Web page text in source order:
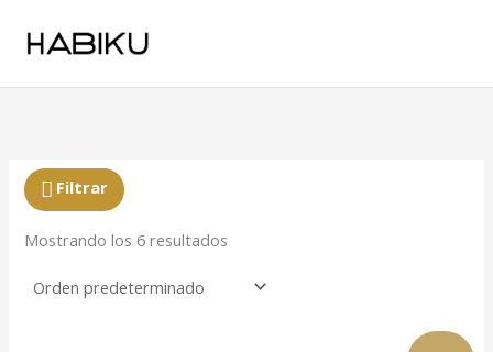
contenido
Filtrar
Mostrando los 6 resultados